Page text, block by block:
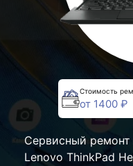
Стоимость
от 1400 ₽
Сервисный ремонт
Lenovo ThinkPad